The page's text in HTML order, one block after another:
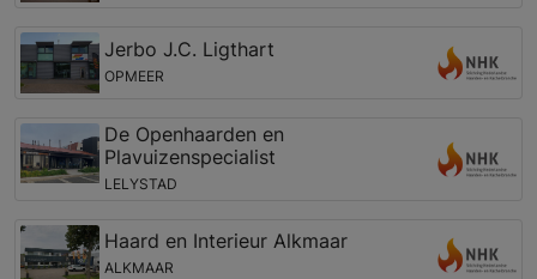
Jerbo J.C. Ligthart
OPMEER
De Openhaarden en
Plavuizenspecialist
LELYSTAD
Haard en Interieur Alkmaar
ALKMAAR